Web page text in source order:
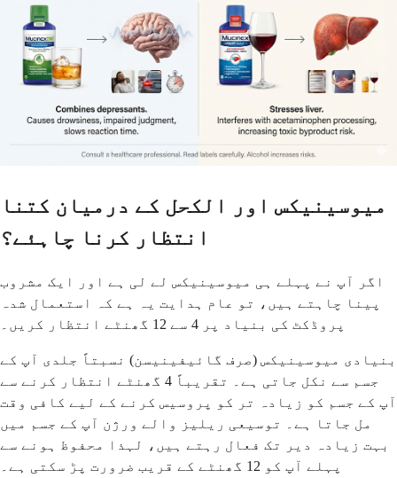
میوسینیکس اور الکحل کے درمیان کتنا
انتظار کرنا چاہئے؟
اگر آپ نے پہلے ہی میوسینیکس لے لی ہے اور ایک مشروب
پینا چاہتے ہیں، تو عام ہدایت یہ ہے کہ استعمال شدہ
پروڈکٹ کی بنیاد پر 4 سے 12 گھنٹے انتظار کریں۔
بنیادی میوسینیکس (صرف گائیفینیسن) نسبتاً جلدی آپ کے
جسم سے نکل جاتی ہے۔ تقریباً 4 گھنٹے انتظار کرنے سے
آپ کے جسم کو زیادہ تر کو پروسیس کرنے کے لیے کافی وقت
مل جاتا ہے۔ توسیعی ریلیز والے ورژن آپ کے جسم میں
بہت زیادہ دیر تک فعال رہتے ہیں، لہذا محفوظ ہونے سے
پہلے آپ کو 12 گھنٹے کے قریب ضرورت پڑ سکتی ہے۔